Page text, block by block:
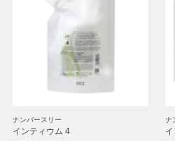
ナンバースリー
インティウム 4
ナ